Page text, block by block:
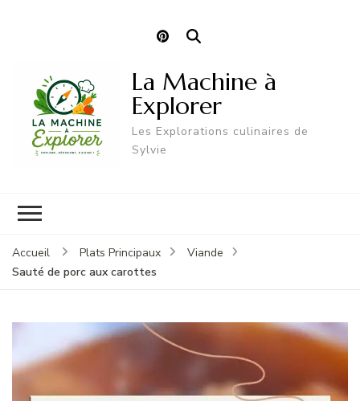
La Machine à
Explorer
Les Explorations culinaires de
Sylvie
Accueil Plats Principaux
Viande
Sauté de porc aux carottes